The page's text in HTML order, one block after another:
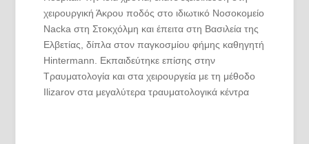
χειρουργική Άκρου ποδός στο ιδιωτικό Νοσοκομείο
Nacka στη Στοκχόλμη και έπειτα στη Βασιλεία της
Ελβετίας, δίπλα στον παγκοσμίου φήμης καθηγητή
Hintermann. Εκπαιδεύτηκε επίσης στην
Τραυματολογία και στα χειρουργεία με τη μέθοδο
Ilizarov στα μεγαλύτερα τραυματολογικά κέντρα